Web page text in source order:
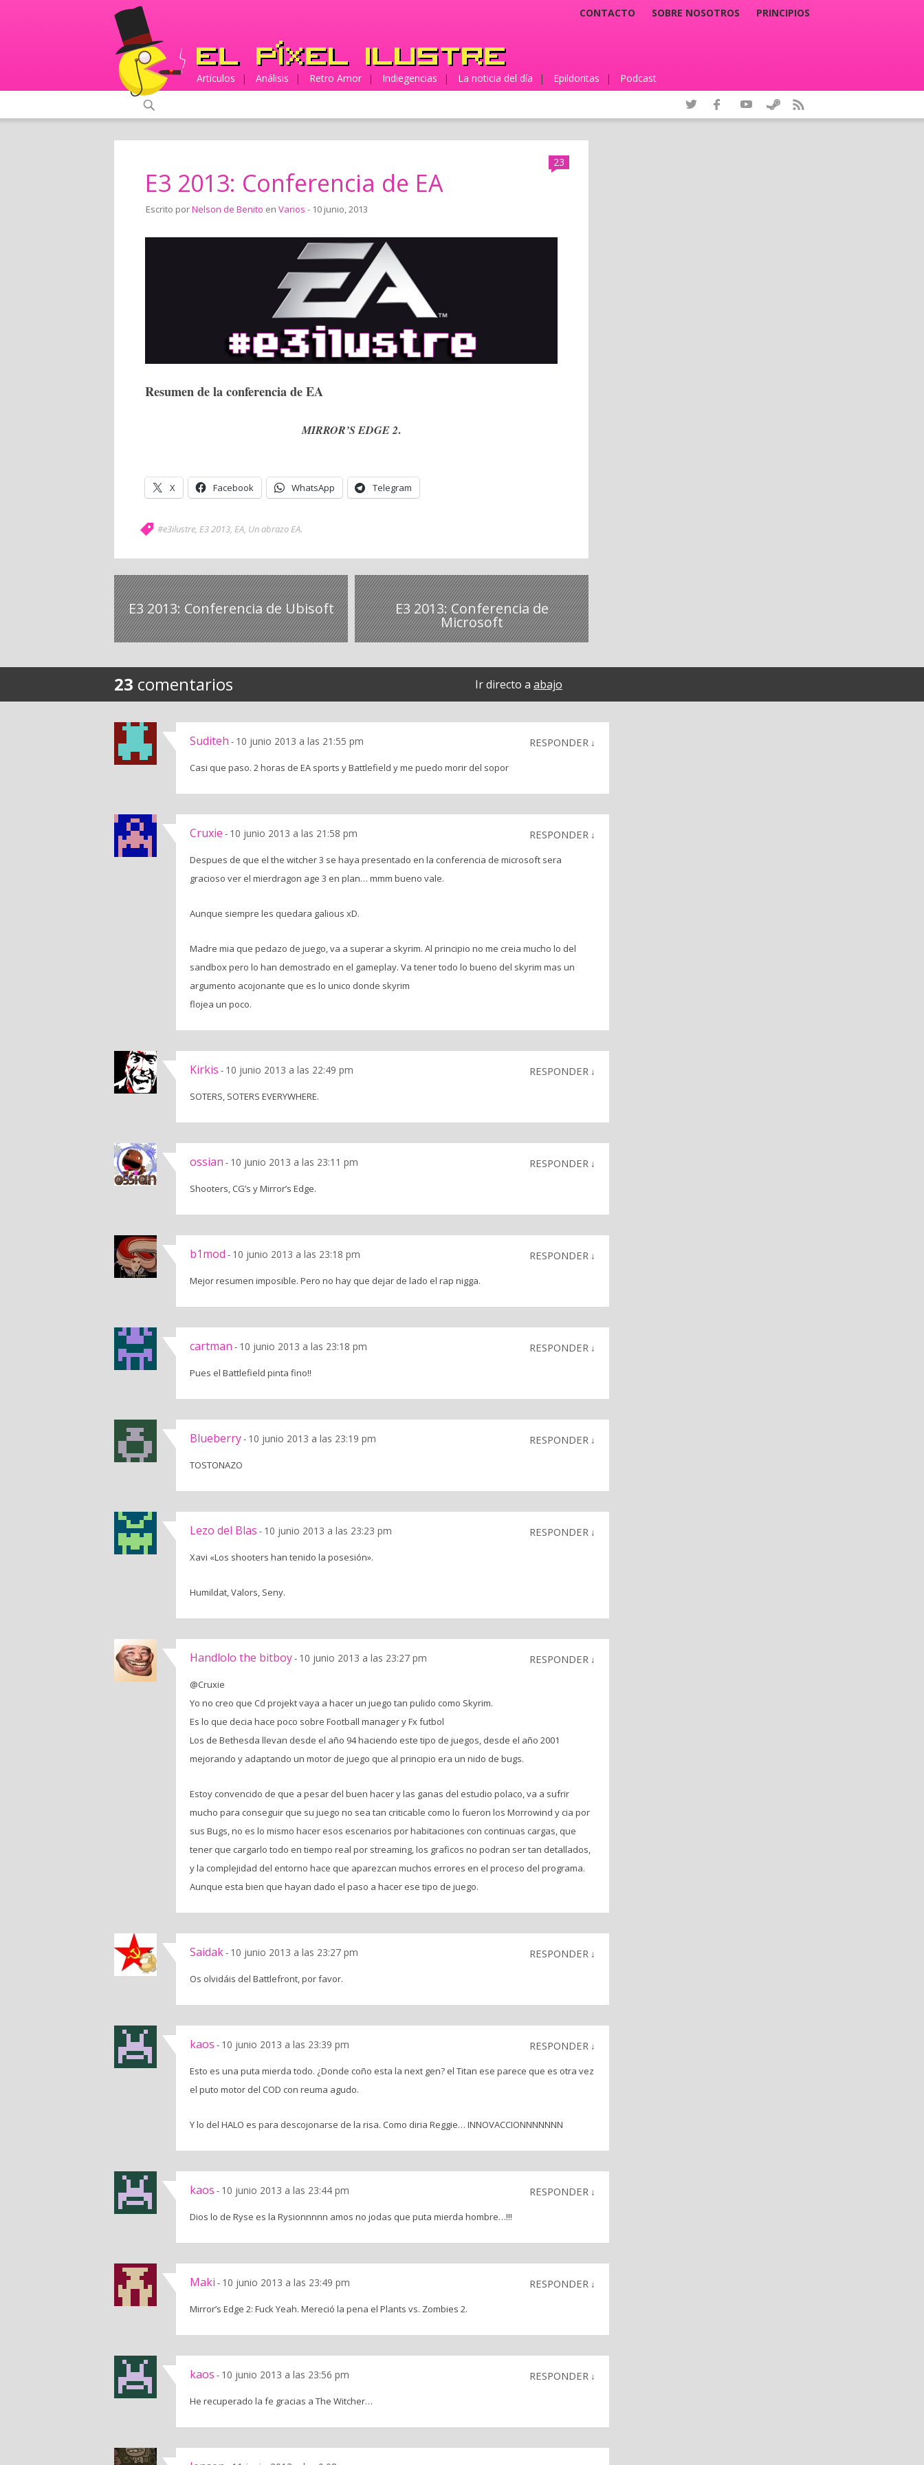
CONTACTO SOBRE NOSOTROS PRINCIPIOS
Artículos | Análisis | Retro Amor | Indiegencias | La noticia del día | Epildoritas | Podcast
23
E3 2013: Conferencia de EA
Escrito porNelson de Benito en Varios - 10 junio, 2013
Resumen de la conferencia de EA
MIRROR’S EDGE 2.
X Facebook WhatsApp Telegram
#e3ilustre, E3 2013, EA, Un abrazo EA.
E3 2013: Conferencia de Ubisoft E3 2013: Conferencia de
Microsoft
23 comentarios Ir directo a abajo
Suditeh - 10 junio 2013 a las 21:55 pm RESPONDER ↓
Casi que paso. 2 horas de EA sports y Battlefield y me puedo morir del sopor
Cruxie - 10 junio 2013 a las 21:58 pm RESPONDER ↓
Despues de que el the witcher 3 se haya presentado en la conferencia de microsoft sera
gracioso ver el mierdragon age 3 en plan… mmm bueno vale.
Aunque siempre les quedara galious xD.
Madre mia que pedazo de juego, va a superar a skyrim. Al principio no me creia mucho lo del
sandbox pero lo han demostrado en el gameplay. Va tener todo lo bueno del skyrim mas un
argumento acojonante que es lo unico donde skyrim
flojea un poco.
Kirkis - 10 junio 2013 a las 22:49 pm RESPONDER ↓
SOTERS, SOTERS EVERYWHERE.
ossian - 10 junio 2013 a las 23:11 pm RESPONDER ↓
Shooters, CG’s y Mirror’s Edge.
b1mod - 10 junio 2013 a las 23:18 pm RESPONDER ↓
Mejor resumen imposible. Pero no hay que dejar de lado el rap nigga.
cartman - 10 junio 2013 a las 23:18 pm RESPONDER ↓
Pues el Battlefield pinta fino!!
Blueberry- 10 junio 2013 a las 23:19 pm RESPONDER ↓
TOSTONAZO
Lezo del Blas - 10 junio 2013 a las 23:23 pm RESPONDER ↓
Xavi «Los shooters han tenido la posesión».
Humildat, Valors, Seny.
Handlolo the bitboy- 10 junio 2013 a las 23:27 pm RESPONDER ↓
@Cruxie
Yo no creo que Cd projekt vaya a hacer un juego tan pulido como Skyrim.
Es lo que decia hace poco sobre Football manager y Fx futbol
Los de Bethesda llevan desde el año 94 haciendo este tipo de juegos, desde el año 2001
mejorando y adaptando un motor de juego que al principio era un nido de bugs.
Estoy convencido de que a pesar del buen hacer y las ganas del estudio polaco, va a sufrir
mucho para conseguir que su juego no sea tan criticable como lo fueron los Morrowind y cia por
sus Bugs, no es lo mismo hacer esos escenarios por habitaciones con continuas cargas, que
tener que cargarlo todo en tiempo real por streaming, los graficos no podran ser tan detallados,
y la complejidad del entorno hace que aparezcan muchos errores en el proceso del programa.
Aunque esta bien que hayan dado el paso a hacer ese tipo de juego.
Saidak- 10 junio 2013 a las 23:27 pm RESPONDER ↓
Os olvidáis del Battlefront, por favor.
kaos - 10 junio 2013 a las 23:39 pm RESPONDER ↓
Esto es una puta mierda todo. ¿Donde coño esta la next gen? el Titan ese parece que es otra vez
el puto motor del COD con reuma agudo.
Y lo del HALO es para descojonarse de la risa. Como diria Reggie… INNOVACCIONNNNNNN
kaos - 10 junio 2013 a las 23:44 pm RESPONDER ↓
Dios lo de Ryse es la Rysionnnnn amos no jodas que puta mierda hombre…!!!
Maki - 10 junio 2013 a las 23:49 pm RESPONDER ↓
Mirror’s Edge 2: Fuck Yeah. Mereció la pena el Plants vs. Zombies 2.
kaos - 10 junio 2013 a las 23:56 pm RESPONDER ↓
He recuperado la fe gracias a The Witcher…